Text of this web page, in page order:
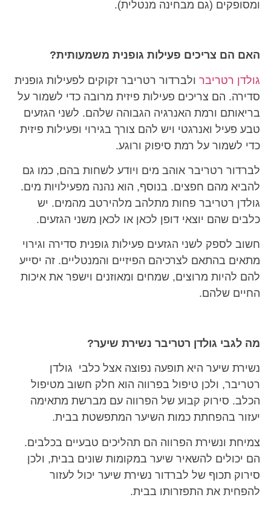
ומסופקים (גם מבחינה מנטלית).
האם הם צריכים פעילות גופנית משמעותית?
גולדן רטריברולברדור רטריבר זקוקים לפעילות גופנית
סדירה. הם צריכים פעילות פיזית מרובה כדי לשמור על
בריאותם ורמת האנרגיה הגבוהה שלהם. לשני הגזעים
טבע פעיל ואנרגטי ויש להם צורך בגירוי ופעילות פיזית
כדי לשמור על רמת סיפוק ורוגע.
לברדור רטריבר אוהב מים ויודע לשחות בהם, כמו גם
להביא מהם חפצים. בנוסף, הוא נהנה מפעילויות מים.
גולדן רטריבר פחות מתלהב מלהירטב מהמים. יש
כלבים שהם יוצאי דופן לכאן או לכאן משני הגזעים.
חשוב לספק לשני הגזעים פעילות גופנית סדירה וגירוי
מתאים בהתאם לצרכיהם הפיזיים והמנטליים. זה יסייע
להם להיות מרוצים, שמחים ומאוזנים וישפר את איכות
החיים שלהם.
מה לגבי גולדן רטריבר נשירת שיער?
נשירת שיער היא תופעה נפוצה אצל כלבי גולדן
רטריבר, ולכן טיפול בפרווה הוא חלק חשוב מטיפול
הכלב. סירוק קבוע של הפרווה עם מברשת מתאימה
יעזור בהפחתת כמות השיער המתפשטת בבית.
צמיחת ונשירת הפרווה הם תהליכים טבעיים בכלבים.
הם יכולים להשאיר שיער במקומות שונים בבית, ולכן
סירוק תכוף של לברדור נשירת שיעריכול לעזור
להפחית את התפזרותו בבית.